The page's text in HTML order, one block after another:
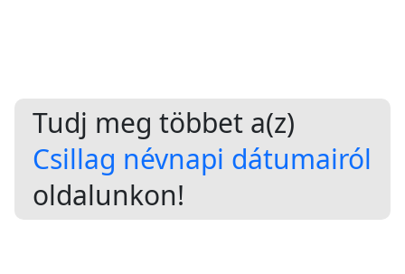
Tudj meg többet a(z)
Csillag névnapi dátumairól
oldalunkon!